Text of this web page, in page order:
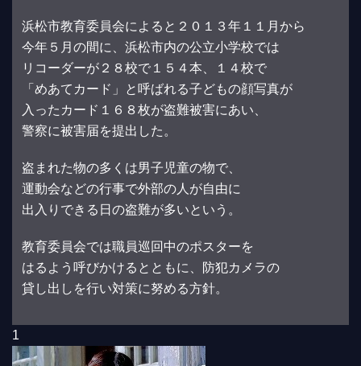
浜松市教育委員会によると２０１３年１１月から
今年５月の間に、浜松市内の公立小学校では
リコーダーが２８校で１５４本、１４校で
「めあてカード」と呼ばれる子どもの顔写真が
入ったカード１６８枚が盗難被害にあい、
警察に被害届を提出した。
盗まれた物の多くは男子児童の物で、
運動会などの行事で外部の人が自由に
出入りできる日の盗難が多いという。
教育委員会では職員巡回中のポスターを
はるよう呼びかけるとともに、防犯カメラの
貸し出しを行い対策に努める方針。
1